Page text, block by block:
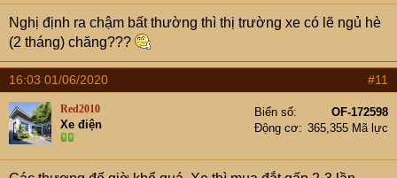
s
Nghị định ra chậm bất thường thì thị trường xe có lẽ ngủ hè
(2 tháng) chăng???
16:03 01/06/2020 #11
Red2010
Xe điện
Biển số
OF-172598
Động cơ
365,355 Mã lực